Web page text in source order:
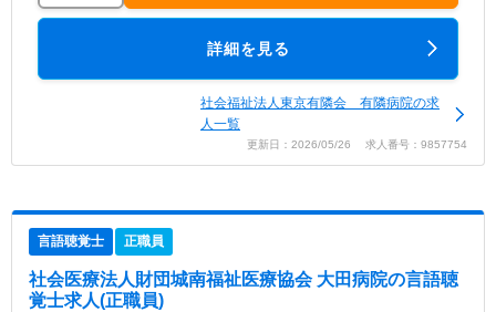
詳細を見る
社会福祉法人東京有隣会 有隣病院の求
人一覧
更新日：2026/05/26 求人番号：9857754
言語聴覚士 正職員
社会医療法人財団城南福祉医療協会 大田病院の言語聴
覚士求人(正職員)